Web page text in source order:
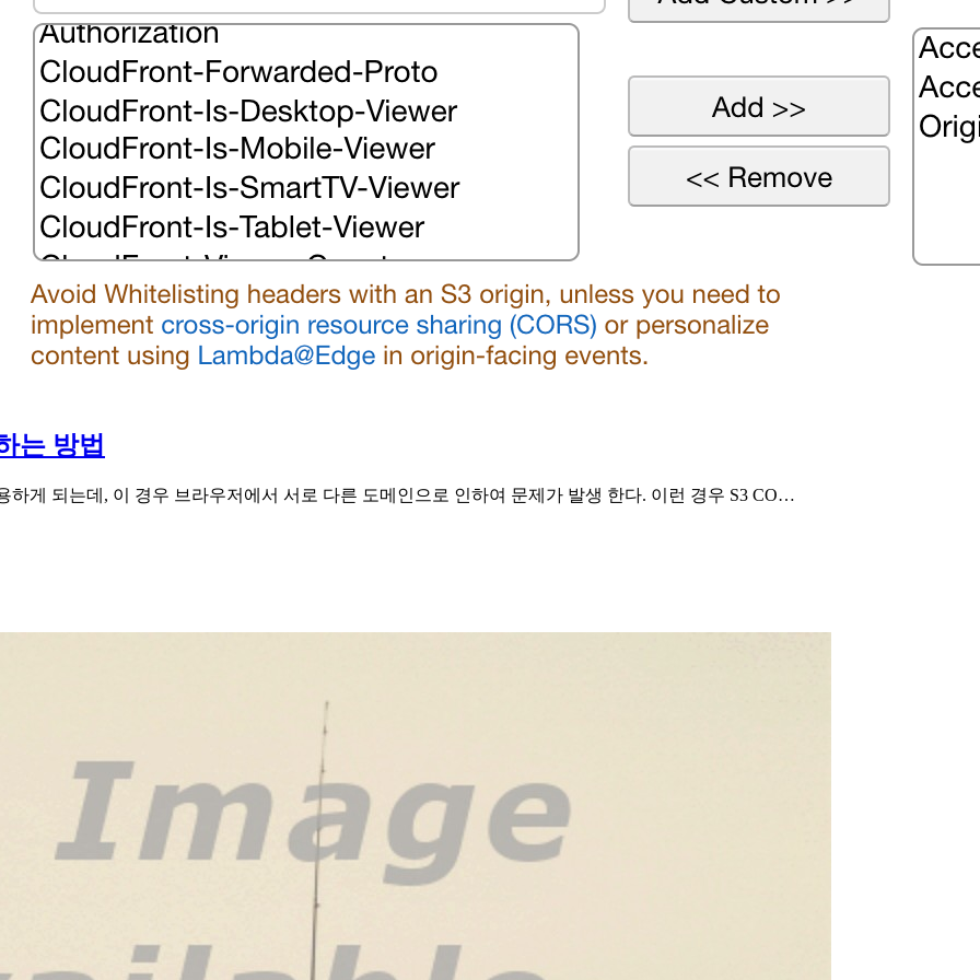
는 방법
하게 되는데, 이 경우 브라우저에서 서로 다른 도메인으로 인하여 문제가 발생 한다. 이런 경우 S3 CO…